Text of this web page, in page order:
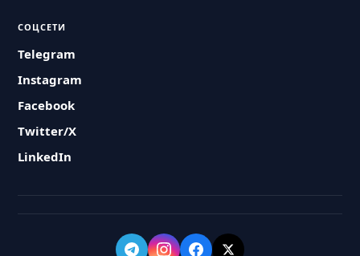
СОЦСЕТИ
Telegram
Instagram
Facebook
Twitter/X
LinkedIn